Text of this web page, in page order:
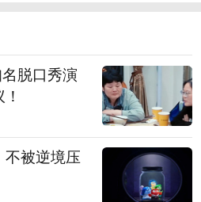
脱口秀演
被逆境压